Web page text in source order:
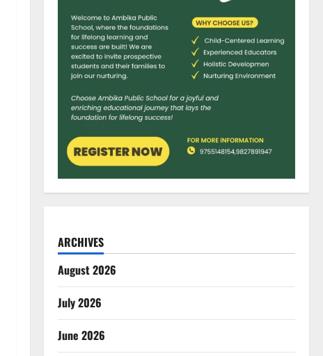
ARCHIVES
August 2026
July 2026
June 2026